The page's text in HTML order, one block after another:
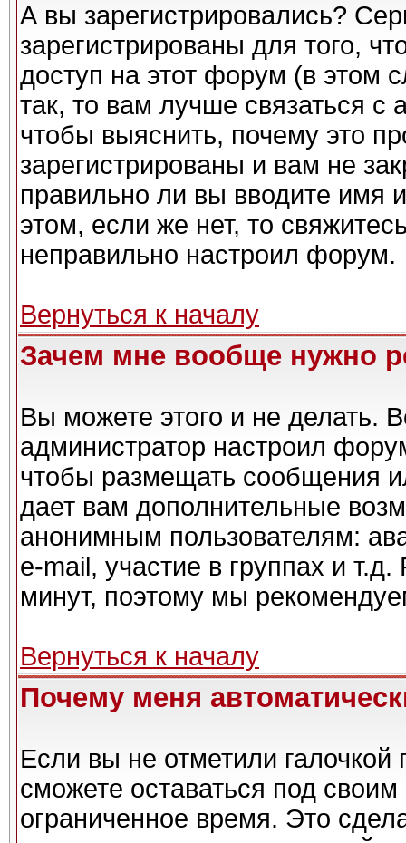
А вы зарегистрировались?
зарегистрированы для того,
доступ на этот форум (в этом
так, то вам лучше связаться
чтобы выяснить, почему это
зарегистрированы и вам не
правильно ли вы вводите
этом, если же нет, то
неправильно настроил форум.
Вернуться к началу
Зачем мне вообще нужно
Вы можете этого и не делать.
администратор настроил
чтобы размещать сообщения
дает вам дополнительные
анонимным пользователям:
e-mail, участие в группах и
минут, поэтому мы
Вернуться к началу
Почему меня
Если вы не отметили галочкой
сможете оставаться под
ограниченное время. Это